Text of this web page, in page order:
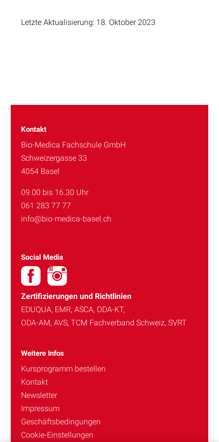
Letzte Aktualisierung: 18. Oktober 2023
Kontakt
Bio-Medica Fachschule GmbH
Schweizergasse 33
4054 Basel
09.00 bis 16.30 Uhr
061 283 77 77
info@bio-medica-basel.ch
Social Media
Zertifizierungen und Richtlinien
EDUQUA, EMR, ASCA, ODA-KT,
ODA-AM, AVS, TCM Fachverband Schweiz, SVRT
Weitere Infos
Kursprogramm bestellen
Kontakt
Newsletter
Impressum
Geschäftsbedingungen
Cookie-Einstellungen